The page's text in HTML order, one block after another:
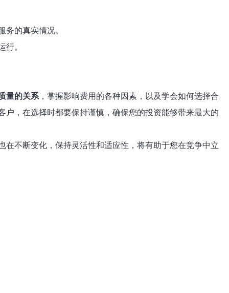
的真实情况。
行。
量的关系 ，掌握影响费用的各种因素，以及学会如何选择合
，在选择时都要保持谨慎，确保您的投资能够带来最大的
在不断变化，保持灵活性和适应性，将有助于您在竞争中立